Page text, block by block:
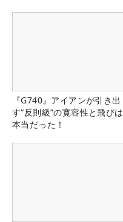
『G740』アイアンが引き出
す“反則級”の寛容性と飛びは
本当だった！